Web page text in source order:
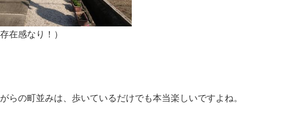
在感なり！）
らの町並みは、歩いているだけでも本当楽しいですよね。